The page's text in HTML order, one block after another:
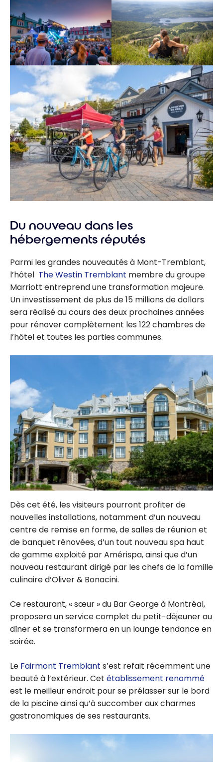
Du nouveau dans les
hébergements réputés
Parmi les grandes nouveautés à Mont-Tremblant,
l’hôtel The Westin Tremblant membre du groupe
Marriott entreprend une transformation majeure.
Un investissement de plus de 15 millions de dollars
sera réalisé au cours des deux prochaines années
pour rénover complètement les 122 chambres de
l’hôtel et toutes les parties communes.
Dès cet été, les visiteurs pourront profiter de
nouvelles installations, notamment d’un nouveau
centre de remise en forme, de salles de réunion et
de banquet rénovées, d’un tout nouveau spa haut
de gamme exploité par Amérispa, ainsi que d’un
nouveau restaurant dirigé par les chefs de la famille
culinaire d’Oliver & Bonacini.
Ce restaurant, « sœur » du Bar George à Montréal,
proposera un service complet du petit-déjeuner au
dîner et se transformera en un lounge tendance en
soirée.
Le Fairmont Tremblant s’est refait récemment une
beauté à l’extérieur. Cet établissement renommé
est le meilleur endroit pour se prélasser sur le bord
de la piscine ainsi qu’à succomber aux charmes
gastronomiques de ses restaurants.